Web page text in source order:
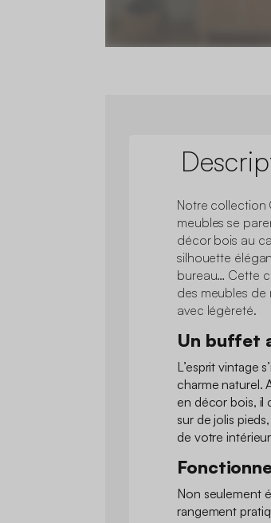
Notre collection
meubles se
décor bois au
silhouette
bureau… Cette
des meubles de
avec légèreté.
Un buffet
L’esprit vintage
charme naturel.
en décor bois, il
sur de jolis
de votre
Non seulement
rangement